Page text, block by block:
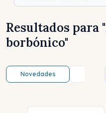
Resultados para "
borbónico"
Novedades Título